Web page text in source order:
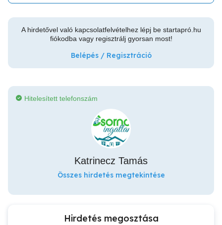
A hirdetővel való kapcsolatfelvételhez lépj be startapró.hu
fiókodba vagy regisztrálj gyorsan most!
Belépés / Regisztráció
Hitelesített telefonszám
Katrinecz Tamás
Összes hirdetés megtekintése
Hirdetés megosztása